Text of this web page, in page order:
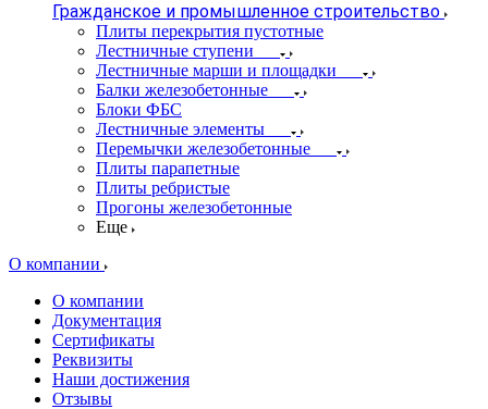
Гражданское и промышленное строительство
Плиты перекрытия пустотные
Лестничные ступени
Лестничные марши и площадки
Балки железобетонные
Блоки ФБС
Лестничные элементы
Перемычки железобетонные
Плиты парапетные
Плиты ребристые
Прогоны железобетонные
Еще
О компании
О компании
Документация
Сертификаты
Реквизиты
Наши достижения
Отзывы